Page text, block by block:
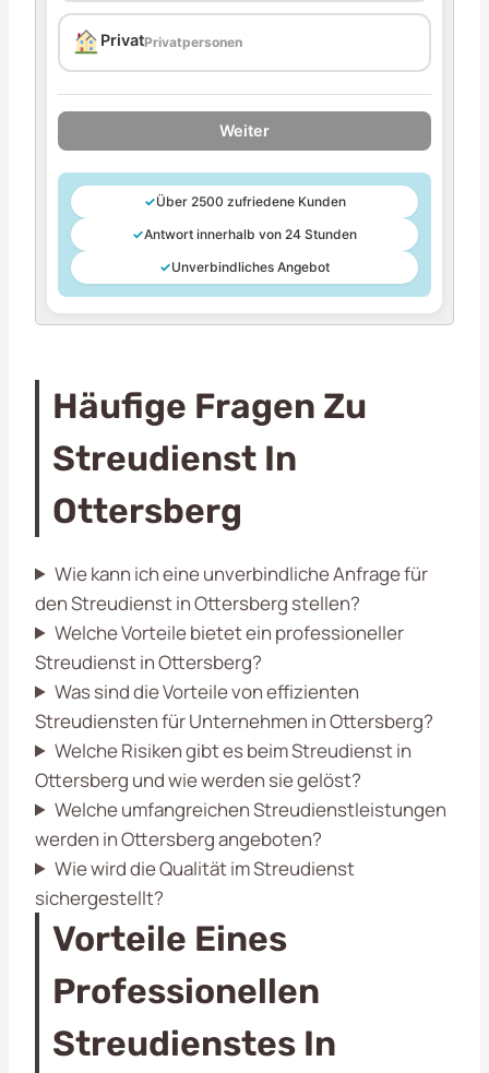
PrivatPrivatpersonen
Weiter
✓Über 2500 zufriedene Kunden
✓Antwort innerhalb von 24 Stunden
✓Unverbindliches Angebot
Häufige Fragen Zu
Streudienst In
Ottersberg
Wie kann ich eine unverbindliche Anfrage für
den Streudienst in Ottersberg stellen?
Welche Vorteile bietet ein professioneller
Streudienst in Ottersberg?
Was sind die Vorteile von effizienten
Streudiensten für Unternehmen in Ottersberg?
Welche Risiken gibt es beim Streudienst in
Ottersberg und wie werden sie gelöst?
Welche umfangreichen Streudienstleistungen
werden in Ottersberg angeboten?
Wie wird die Qualität im Streudienst
sichergestellt?
Vorteile Eines
Professionellen
Streudienstes In